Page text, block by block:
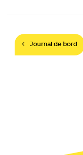
Navigation
Journal de bord